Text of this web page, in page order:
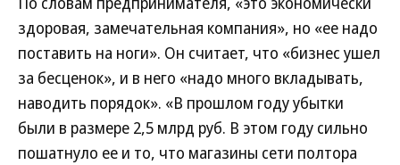
здоровая, замечательная компания», но «ее надо
поставить на ноги». Он считает, что «бизнес ушел
за бесценок», и в него «надо много вкладывать,
наводить порядок». «В прошлом году убытки
были в размере 2,5 млрд руб. В этом году сильно
пошатнуло ее и то, что магазины сети полтора